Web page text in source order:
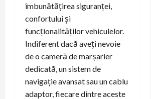
îmbunătățirea siguranței,
confortului și
funcționalităților vehiculelor.
Indiferent dacă aveți nevoie
de o cameră de marșarier
dedicată, un sistem de
navigație avansat sau un cablu
adaptor, fiecare dintre aceste